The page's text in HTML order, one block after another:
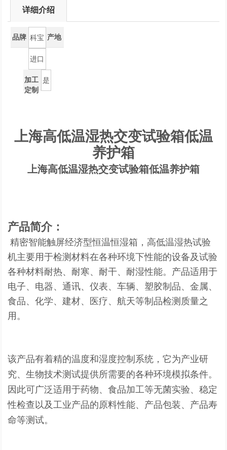
详细介绍
品牌 科宝 产地
进口
加工
定制
是
上海高低温湿热交变试验箱低温
养护箱
上海高低温湿热交变试验箱低温养护箱
产品简介：
精密智能触屏经济型恒温恒湿箱，高低温湿热试验
机主要用于检测材料在各种环境下性能的设备及试验
各种材料耐热、耐寒、耐干、耐湿性能。产品适用于
电子、电器、通讯、仪表、车辆、塑胶制品、金属、
食品、化学、建材、医疗、航天等制品检测质量之
用。
该产品有着精的温度和湿度控制系统，它为产业研
究、生物技术测试提供所需要的各种环境模拟条件。
因此可广泛适用于药物、食品加工等无菌实验、稳定
性检查以及工业产品的原料性能、产品包装、产品寿
命等测试。